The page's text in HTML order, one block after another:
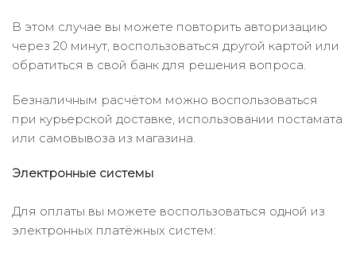
В этом случае вы можете повторить авторизацию
через 20 минут, воспользоваться другой картой или
обратиться в свой банк для решения вопроса.
Безналичным расчётом можно воспользоваться
при курьерской доставке, использовании постамата
или самовывоза из магазина.
Электронные системы
Для оплаты вы можете воспользоваться одной из
электронных платёжных систем: